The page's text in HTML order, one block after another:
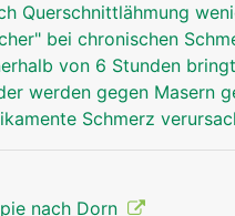
Querschnittlähmung
bei chronischen
von 6 Stunden
werden gegen Masern
Schmerz
nach Dorn